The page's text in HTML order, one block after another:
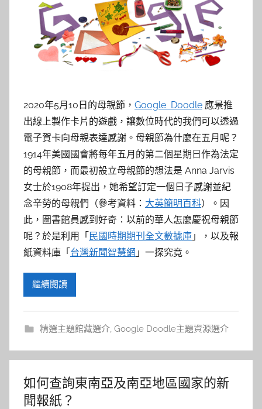
2020年5月10日的母親節， Google Doodle 應景推
出線上製作卡片的遊戲，讓數位時代的我們可以透過
電子賀卡向母親表達感謝。母親節為什麼在五月呢？
1914年美國國會將每年五月的第二個星期日作為法定
的母親節，而最初設立母親節的想法是 Anna Jarvis
女士於1908年提出，她希望訂定一個日子感謝並紀
念辛勞的母親們（參考資料： 大英簡明百科）。因
此，圖書館員感到好奇：以前的華人怎麼慶祝母親節
呢？於是利用「 民國時期期刊全文數據庫 」，以及報
紙資料庫「台灣新聞智慧網 」一探究竟。
繼續閱讀
精選主題館藏選介, Google Doodle主題資源選介
如何查詢東南亞及南亞地區國家的新
聞報紙？